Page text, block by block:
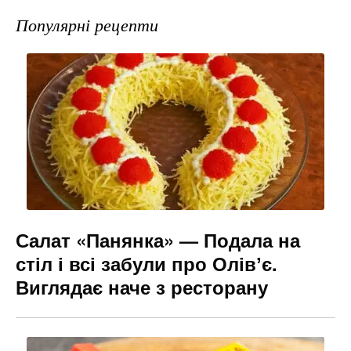
e
b
o
o
k
gr
a
m
e
n
g
er
Популярні рецепти
Салат «Панянка» — Подала на
стіл і всі забули про Олівʼє.
Виглядає наче з ресторану